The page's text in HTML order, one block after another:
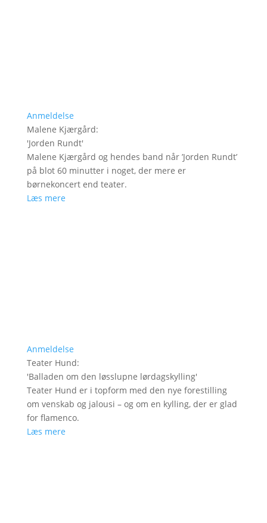
Anmeldelse
Malene Kjærgård:
'Jorden Rundt'
Malene Kjærgård og hendes band når ’Jorden Rundt’
på blot 60 minutter i noget, der mere er
børnekoncert end teater.
Læs mere
Anmeldelse
Teater Hund:
'Balladen om den løsslupne lørdagskylling'
Teater Hund er i topform med den nye forestilling
om venskab og jalousi – og om en kylling, der er glad
for flamenco.
Læs mere